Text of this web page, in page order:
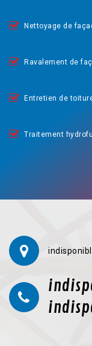
Nettoyage de
Ravalement de
Entretien de
Traitement